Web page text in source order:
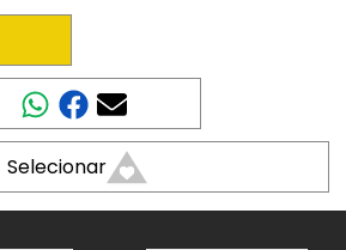
Selecionar